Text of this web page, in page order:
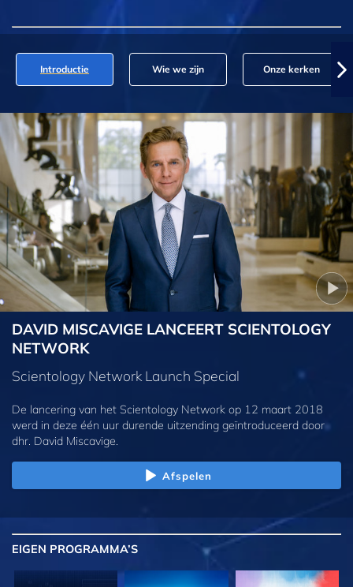
Introductie Wie we zijn Onze kerken
DAVID MISCAVIGE LANCEERT SCIENTOLOGY
NETWORK
Scientology Network Launch Special
De lancering van het Scientology Network op 12 maart 2018
werd in deze één uur durende uitzending geïntroduceerd door
dhr. David Miscavige.
Afspelen
EIGEN PROGRAMMA’S